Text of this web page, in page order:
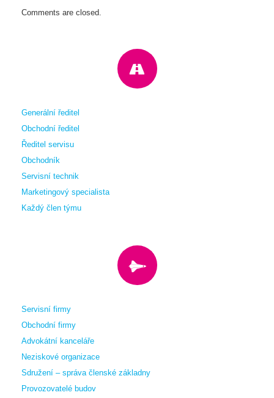
Comments are closed.
Generální ředitel
Obchodní ředitel
Ředitel servisu
Obchodník
Servisní technik
Marketingový specialista
Každý člen týmu
Servisní firmy
Obchodní firmy
Advokátní kanceláře
Neziskové organizace
Sdružení – správa členské základny
Provozovatelé budov